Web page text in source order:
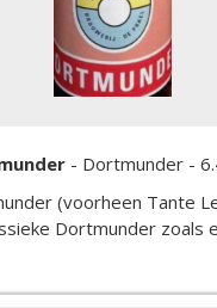
- Dortmunder -
(voorheen Tante
Dortmunder zoals